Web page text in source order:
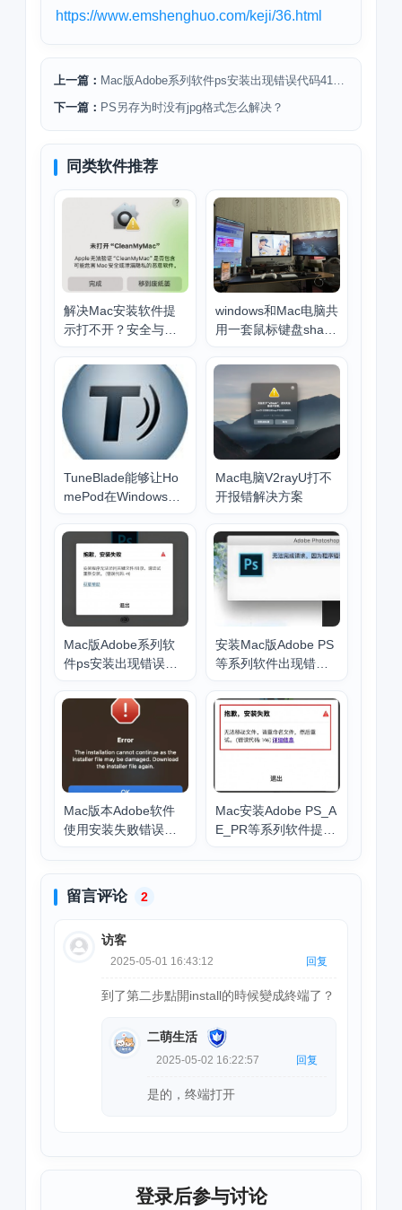
https://www.emshenghuo.com/keji/36.html
上一篇：
Mac版Adobe系列软件ps安装出现错误代码41问题解决方法
下一篇： PS另存为时没有jpg格式怎么解决？
同类软件推荐
解决Mac安装软件提
示打不开？安全与隐
windows和Mac电脑共
用一套鼠标键盘share
TuneBlade能够让Ho
mePod在Windows上
影还是游戏
Mac电脑V2rayU打不
开报错解决方案
Mac版Adobe系列软
件ps安装出现错误代
安装Mac版Adobe PS
等系列软件出现错误
决方法
Mac版本Adobe软件
使用安装失败错误代
Mac安装Adobe PS_A
E_PR等系列软件提示
留言评论 2
访客
2025-05-01 16:43:12 回复
到了第二步點開install的時候變成終端了？
二萌生活
2025-05-02 16:22:57 回复
是的，终端打开
登录后参与讨论